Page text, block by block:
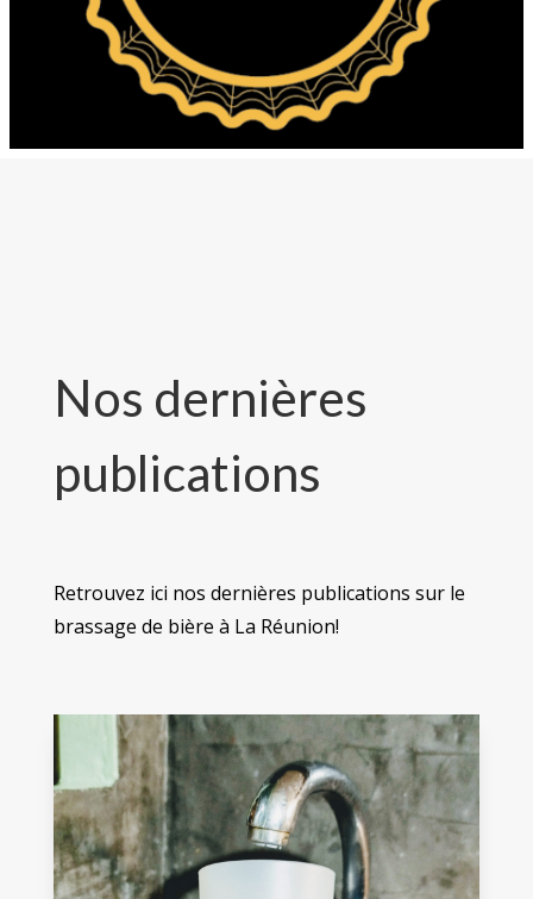
Nos dernières
publications
Retrouvez ici nos dernières publications sur le
brassage de bière à La Réunion!